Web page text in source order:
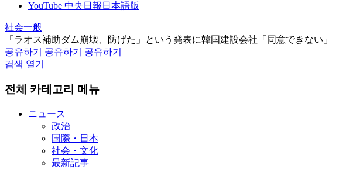
YouTube 中央日報日本語版
社会一般
「ラオス補助ダム崩壊、防げた」という発表に韓国建設会社「同意できない」
공유하기
공유하기
공유하기
검색 열기
전체 카테고리 메뉴
ニュース
政治
国際・日本
社会・文化
最新記事